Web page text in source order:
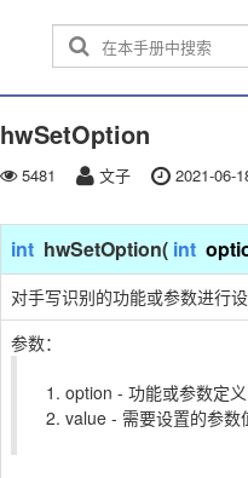
hwSetOption
5481 文子 2021-06-
int hwSetOption( int
对手写识别的功能或参数进行设
参数：
option - 功能或参数定义
value - 需要设置的参数